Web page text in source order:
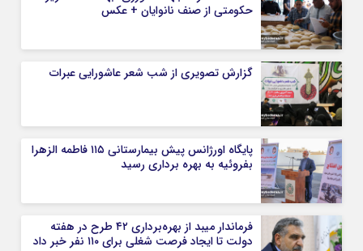
حکومتی از صنف نانوایان + عکس
گزارش تصویری از شب شعر عاشورایی عبرات
پایگاه اورژانس پیش بیمارستانی ١١۵ فاطمه الزهرا
بفروئیه به بهره برداری رسید
فرماندار میبد از بهره‌برداری ۴۲ طرح در هفته
دولت تا ایجاد فرصت شغلی برای ۱۱۰ نفر خبر داد